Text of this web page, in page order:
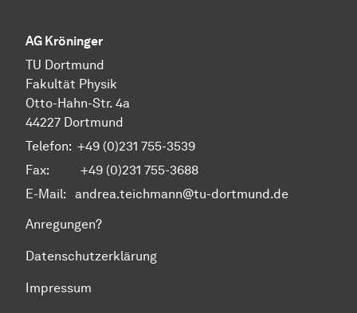
AG Kröninger
TU Dortmund
Fakultät Physik
Otto-Hahn-Str. 4a
44227 Dortmund
Telefon: +49 (0)231 755-3539
Fax: +49 (0)231 755-3688
E-Mail: andrea.teichmann@tu-dortmund.de
Anregungen?
Datenschutzerklärung
Impressum